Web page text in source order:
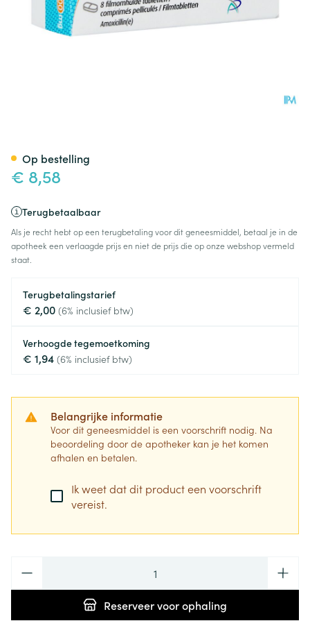
€ 8,58
Terugbetaalbaar
Als je recht hebt op een terugbetaling voor dit geneesmiddel, betaal je in de
apotheek een verlaagde prijs en niet de prijs die op onze webshop vermeld
staat.
Terugbetalingstarief
€ 2,00 (6% inclusief btw)
Verhoogde tegemoetkoming
€ 1,94 (6% inclusief btw)
Belangrijke informatie
Voor dit geneesmiddel is een voorschrift nodig. Na
beoordeling door de apotheker kan je het komen
afhalen en betalen.
Ik weet dat dit product een voorschrift
vereist.
Reserveervoor ophaling
Op bestelling